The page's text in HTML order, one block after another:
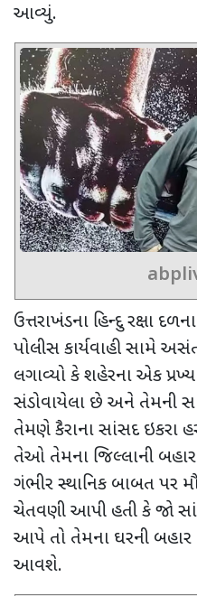
આવ્યું.
ઉત્તરાખંડના હિન્દુ રક્ષા
પોલીસ કાર્યવાહી સામે
લગાવ્યો કે શહેરના એક
સંડોવાયેલા છે અને તેમની
તેમણે કૈરાના સાંસદ ઇકરા
તેઓ તેમના જિલ્લાની
ગંભીર સ્થાનિક બાબત પર
ચેતવણી આપી હતી કે જો
આપે તો તેમના ઘરની બહાર
આવશે.